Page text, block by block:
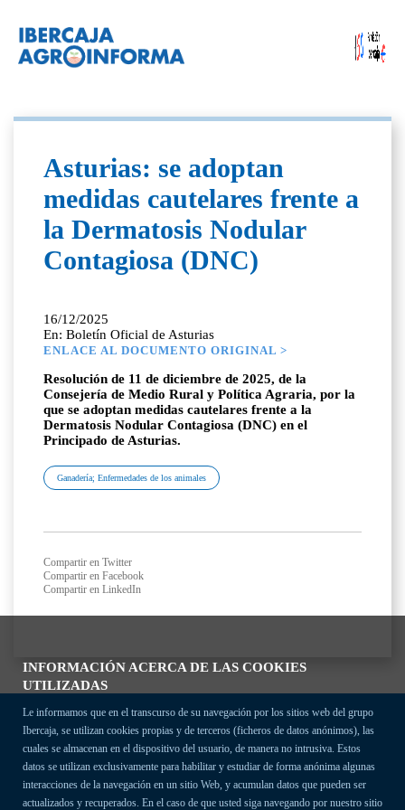
INFORMACIÓN ACERCA DE LAS COOKIES
UTILIZADAS
Le informamos que en el transcurso de su navegación por los sitios web del grupo
Ibercaja, se utilizan cookies propias y de terceros (ficheros de datos anónimos), las
cuales se almacenan en el dispositivo del usuario, de manera no intrusiva. Estos
datos se utilizan exclusivamente para habilitar y estudiar de forma anónima algunas
interacciones de la navegación en un sitio Web, y acumulan datos que pueden ser
actualizados y recuperados. En el caso de que usted siga navegando por nuestro sitio
Asturias: se adoptan
medidas cautelares frente a
la Dermatosis Nodular
Contagiosa (DNC)
16/12/2025
En: Boletín Oficial de Asturias
ENLACE AL DOCUMENTO ORIGINAL >
Resolución de 11 de diciembre de 2025, de la
Consejería de Medio Rural y Política Agraria, por la
que se adoptan medidas cautelares frente a la
Dermatosis Nodular Contagiosa (DNC) en el
Principado de Asturias.
Ganadería; Enfermedades de los animales
Compartir en Twitter
Compartir en Facebook
Compartir en LinkedIn